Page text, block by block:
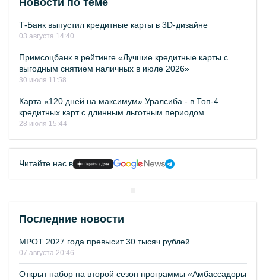
Новости по теме
Т-Банк выпустил кредитные карты в 3D-дизайне
03 августа 14:40
Примсоцбанк в рейтинге «Лучшие кредитные карты с
выгодным снятием наличных в июле 2026»
30 июля 11:58
Карта «120 дней на максимум» Уралсиба - в Топ-4
кредитных карт с длинным льготным периодом
28 июля 15:44
Читайте нас в
Последние новости
МРОТ 2027 года превысит 30 тысяч рублей
07 августа 20:46
Открыт набор на второй сезон программы «Амбассадоры